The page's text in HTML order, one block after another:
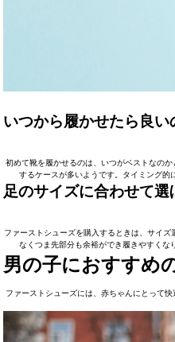
いつから履かせたら良い
初めて靴を履かせるのは、いつがベストなの
するケースが多いようです。タイミング的
足のサイズに合わせて選
ファーストシューズを購入するときは、サイズ
なくつま先部分も余裕ができ履きやすくな
男の子におすすめ
ファーストシューズには、赤ちゃんにとって快